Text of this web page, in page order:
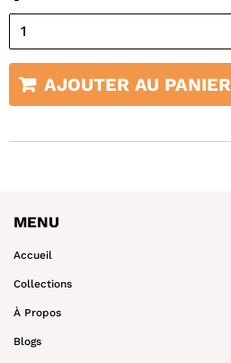
AJOUTER AU PANIER
MENU
Accueil
Collections
À Propos
Blogs